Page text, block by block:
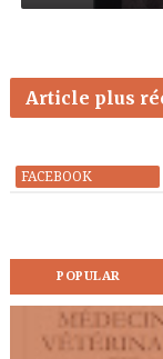
Article plus
FACEBOOK
POPULAR